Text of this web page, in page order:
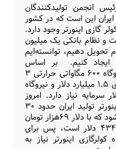
انجمن تولیدکنندگان
این است که در کشور
گازی اینورتر وجود دارد.
و نظام بانکی یک میلیون
تحویل دهیم، توانسته‌ایم
ایجاد کنیم. بر اساس
نرخ‌های امروز ساخت نیروگاه ۶۰۰ مگاواتی حرارتی ۳
میلیارد دلار و نیروگاه بادی ۱.۵ میلیارد دلار و نیروگاه
دلار سرمایه نیاز دارد. امروز
کولر گازی ۱۸هزار BTU اینورتر تولید ایران حدود ۳۰
میلیون تومان فروخته می‌شود که با دلار ۶۹هزار تومان
۴ آبان ۱۴۰۳ ارزش آن ۴۳۴ دلار است، پس برای
اینورتر نیاز به